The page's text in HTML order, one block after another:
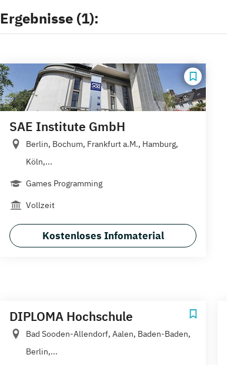
Ergebnisse (1):
SAE Institute GmbH
Berlin, Bochum, Frankfurt a.M., Hamburg,
Köln,...
Games Programming
Vollzeit
Kostenloses Infomaterial
DIPLOMA Hochschule
Bad Sooden-Allendorf, Aalen, Baden-Baden,
Berlin,...